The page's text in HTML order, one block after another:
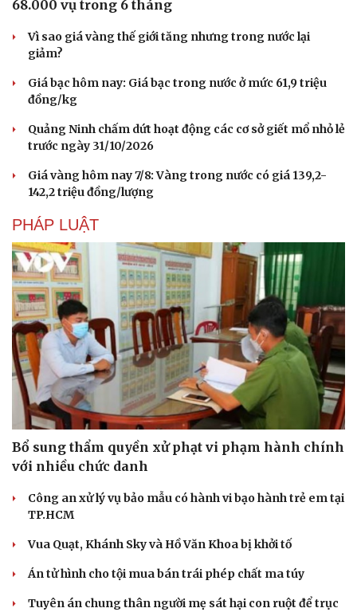
68.000 vụ trong 6 tháng
Vì sao giá vàng thế giới tăng nhưng trong nước lại
giảm?
Giá bạc hôm nay: Giá bạc trong nước ở mức 61,9 triệu
đồng/kg
Quảng Ninh chấm dứt hoạt động các cơ sở giết mổ nhỏ lẻ
trước ngày 31/10/2026
Giá vàng hôm nay 7/8: Vàng trong nước có giá 139,2-
142,2 triệu đồng/lượng
PHÁP LUẬT
Bổ sung thẩm quyền xử phạt vi phạm hành chính
với nhiều chức danh
Công an xử lý vụ bảo mẫu có hành vi bạo hành trẻ em tại
TP.HCM
Vua Quạt, Khánh Sky và Hồ Văn Khoa bị khởi tố
Án tử hình cho tội mua bán trái phép chất ma túy
Tuyên án chung thân người mẹ sát hại con ruột để trục